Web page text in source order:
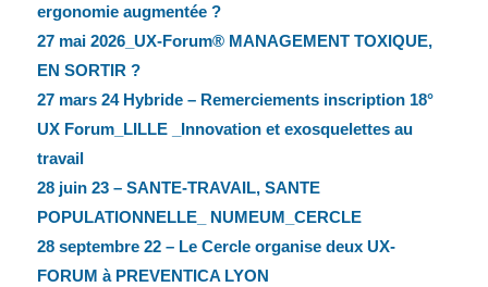
ergonomie augmentée ?
27 mai 2026_UX-Forum® MANAGEMENT TOXIQUE,
EN SORTIR ?
27 mars 24 Hybride – Remerciements inscription 18°
UX Forum_LILLE _Innovation et exosquelettes au
travail
28 juin 23 – SANTE-TRAVAIL, SANTE
POPULATIONNELLE_ NUMEUM_CERCLE
28 septembre 22 – Le Cercle organise deux UX-
FORUM à PREVENTICA LYON